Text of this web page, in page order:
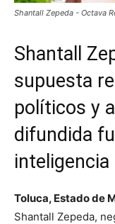
Shantall Zepeda - Octava
Shantall
supuesta
políticos y
difundida
inteligencia
Toluca, Estado de
Shantall Zepeda,